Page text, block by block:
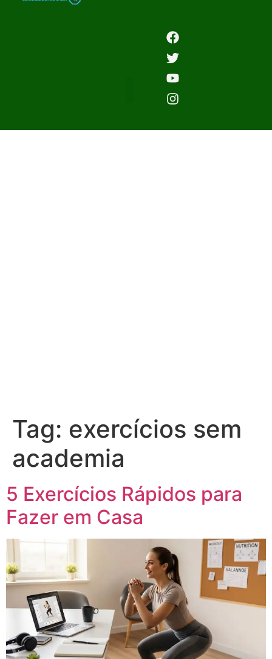
Tag: exercícios sem
academia
5 Exercícios Rápidos para
Fazer em Casa